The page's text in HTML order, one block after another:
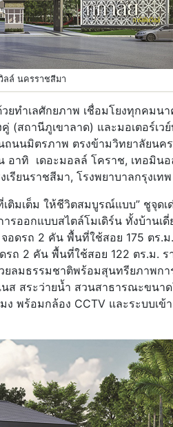
ลล์ นครราชสีมา
วยทำเลศักยภาพ เชื่อมโยงทุกคมน
(สถานีภูเขาลาด) และมอเตอร์เว
ถนนมิตรภาพ ตรงข้ามวิทยาลัยนค
อาทิ เดอะมอลล์ โคราช, เทอมินอ
รียนราชสีมา, โรงพยาบาลกรุงเท
มเต็ม ให้ชีวิตสมบูรณ์แบบ” ชูจุดเ
รออกแบบสไตล์โมเดิร์น ทั้งบ้านเ
ดรถ 2 คัน พื้นที่ใช้สอย 175 ตร.
ถ 2 คัน พื้นที่ใช้สอย 122 ตร.ม. ร
ยลมธรรมชาติพร้อมสุนทรียภาพก
ส สระว่ายน้ำ สวนสาธารณะขนา
พร้อมกล้อง CCTV และระบบเข้